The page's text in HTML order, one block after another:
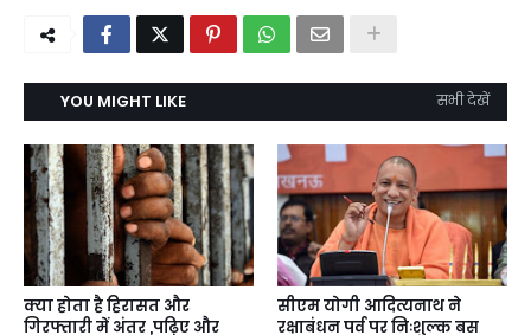
YOU MIGHT LIKE सभी देखें
क्या होता है हिरासत और
गिरफ्तारी में अंतर ,पढ़िए और
सीएम योगी आदित्यनाथ ने
रक्षाबंधन पर्व पर निःशुल्क बस